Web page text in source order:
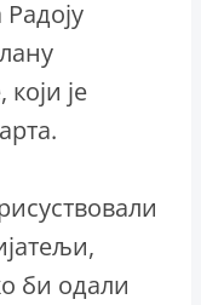
је
би одали